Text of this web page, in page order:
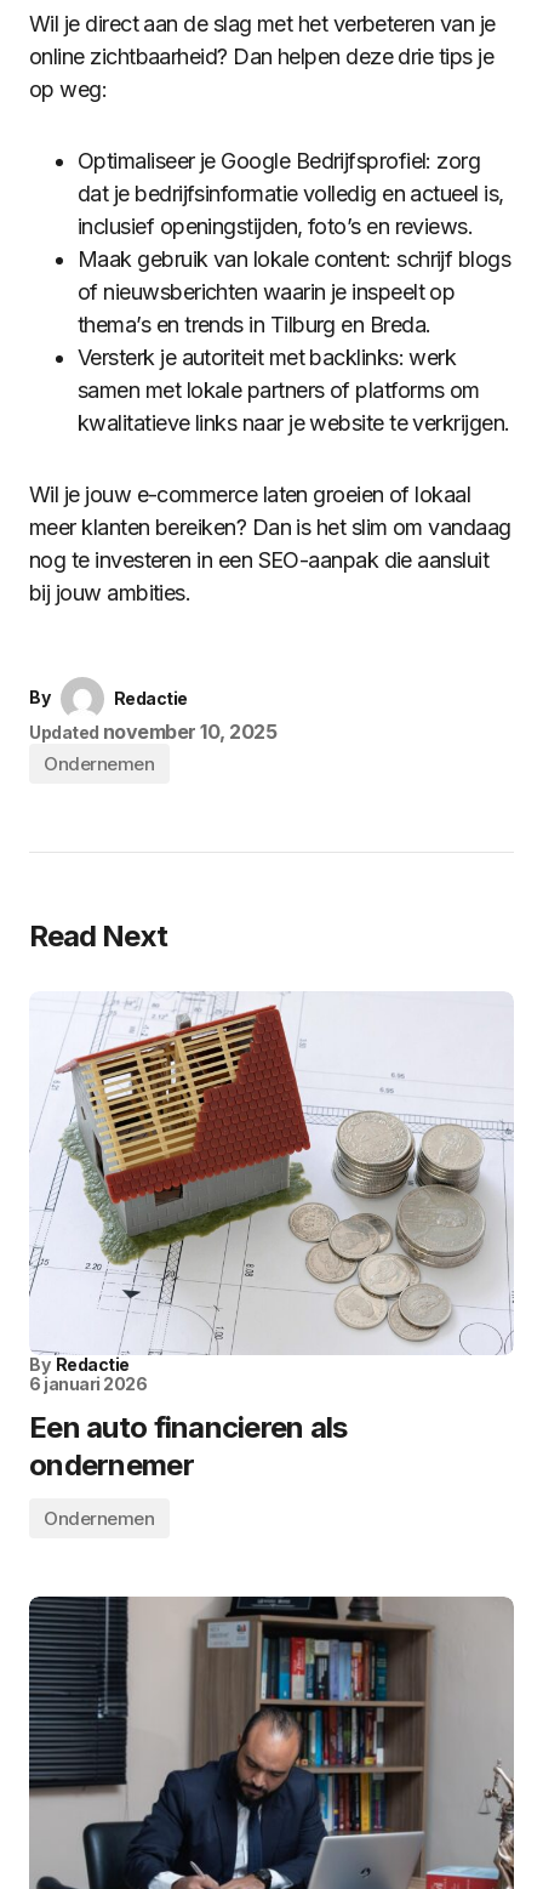
Wil je direct aan de slag met het verbeteren van je
online zichtbaarheid? Dan helpen deze drie tips je
op weg:
Optimaliseer je Google Bedrijfsprofiel: zorg
dat je bedrijfsinformatie volledig en actueel is,
inclusief openingstijden, foto’s en reviews.
Maak gebruik van lokale content: schrijf blogs
of nieuwsberichten waarin je inspeelt op
thema’s en trends in Tilburg en Breda.
Versterk je autoriteit met backlinks: werk
samen met lokale partners of platforms om
kwalitatieve links naar je website te verkrijgen.
Wil je jouw e-commerce laten groeien of lokaal
meer klanten bereiken? Dan is het slim om vandaag
nog te investeren in een SEO-aanpak die aansluit
bij jouw ambities.
By
Redactie
Updated november 10, 2025
Ondernemen
Read Next
By Redactie
6 januari 2026
Een auto financieren als
ondernemer
Ondernemen